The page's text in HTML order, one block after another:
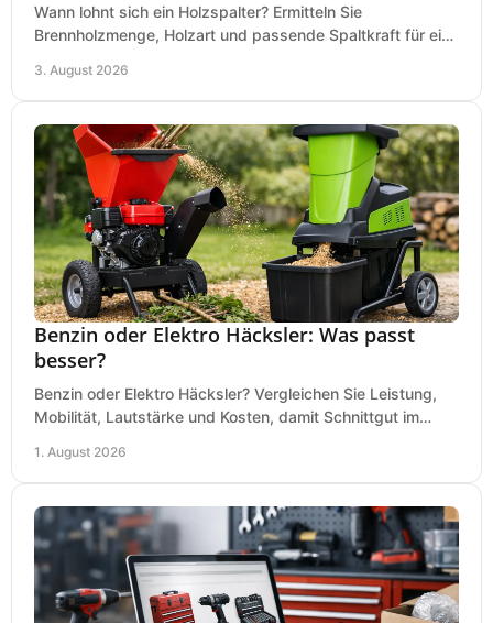
Wann lohnt sich ein Holzspalter? Ermitteln Sie
Brennholzmenge, Holzart und passende Spaltkraft für eine
3. August 2026
Benzin oder Elektro Häcksler: Was passt
besser?
Benzin oder Elektro Häcksler? Vergleichen Sie Leistung,
Mobilität, Lautstärke und Kosten, damit Schnittgut im
1. August 2026